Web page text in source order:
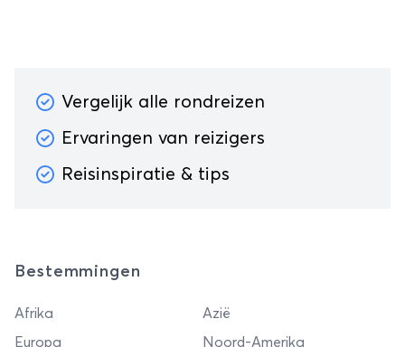
Vergelijk alle rondreizen
Ervaringen van reizigers
Reisinspiratie & tips
Bestemmingen
Afrika
Azië
Europa
Noord-Amerika